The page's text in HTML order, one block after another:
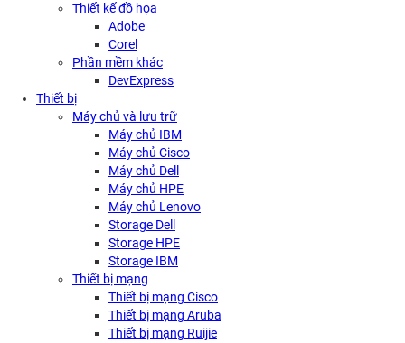
Thiết kế đồ họa
Adobe
Corel
Phần mềm khác
DevExpress
Thiết bị
Máy chủ và lưu trữ
Máy chủ IBM
Máy chủ Cisco
Máy chủ Dell
Máy chủ HPE
Máy chủ Lenovo
Storage Dell
Storage HPE
Storage IBM
Thiết bị mạng
Thiết bị mạng Cisco
Thiết bị mạng Aruba
Thiết bị mạng Ruijie